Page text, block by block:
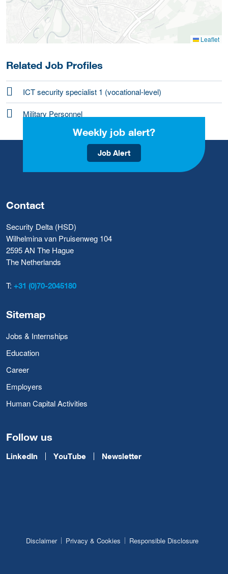
Leaflet
Related Job Profiles
ICT security specialist 1 (vocational-level)
Military Personnel
Weekly job alert?
Job Alert
Contact
Security Delta (HSD)
Wilhelmina van Pruisenweg 104
2595 AN The Hague
The Netherlands
T: +31 (0)70-2045180
Sitemap
Jobs & Internships
Education
Career
Employers
Human Capital Activities
Follow us
LinkedIn YouTube Newsletter
Disclaimer Privacy & Cookies Responsible Disclosure